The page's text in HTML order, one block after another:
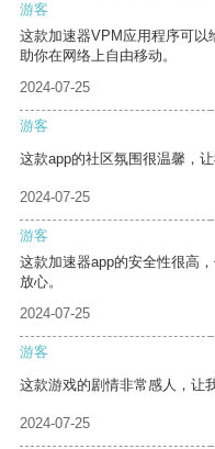
游客
这款加速器VPM应用程序可以
助你在网络上自由移动。
2024-07-25
游客
这款app的社区氛围很温馨，
2024-07-25
游客
这款加速器app的安全性很高
放心。
2024-07-25
游客
这款游戏的剧情非常感人，让
2024-07-25